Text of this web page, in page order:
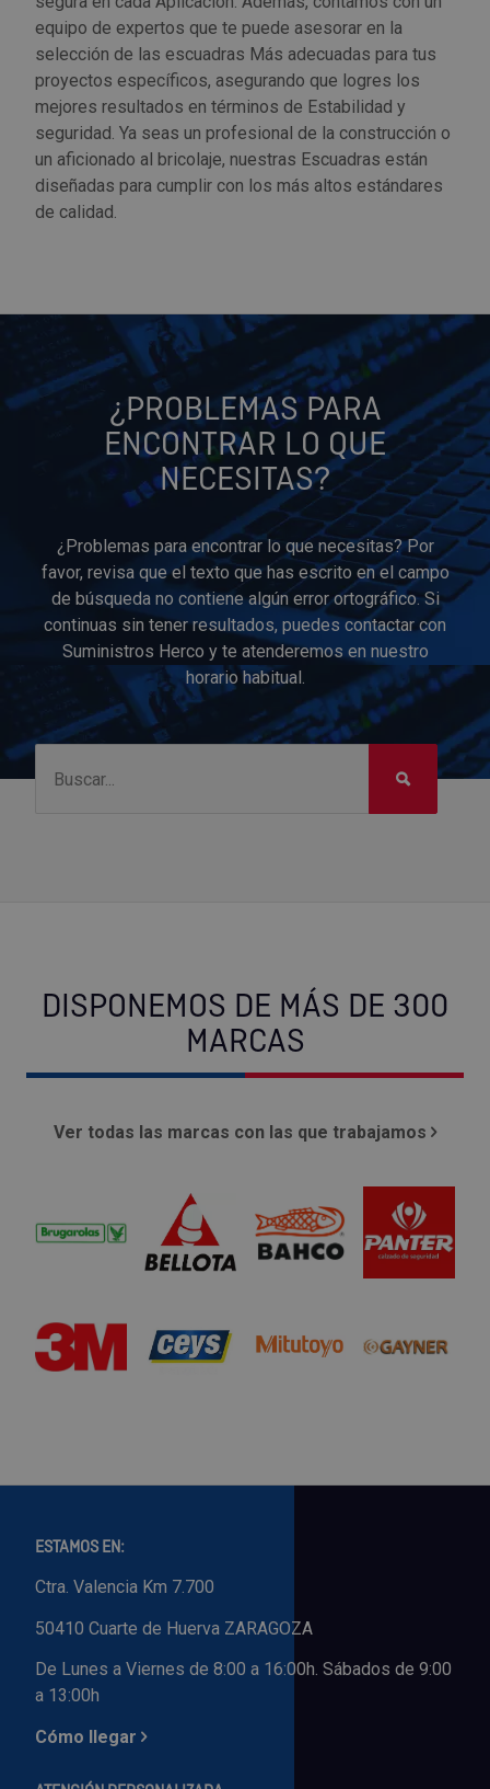
equipo de expertos que te puede asesorar en la
selección de las escuadras Más adecuadas para tus
proyectos específicos, asegurando que logres los
mejores resultados en términos de Estabilidad y
seguridad. Ya seas un profesional de la construcción o
un aficionado al bricolaje, nuestras Escuadras están
diseñadas para cumplir con los más altos estándares
de calidad.
¿PROBLEMAS PARA
ENCONTRAR LO QUE
NECESITAS?
¿Problemas para encontrar lo que necesitas? Por
favor, revisa que el texto que has escrito en el campo
de búsqueda no contiene algún error ortográfico. Si
continuas sin tener resultados, puedes contactar con
Suministros Herco y te atenderemos en nuestro
horario habitual.
DISPONEMOS DE MÁS DE 300
MARCAS
Ver todas las marcas con las que trabajamos
ESTAMOS EN:
Ctra. Valencia Km 7.700
50410 Cuarte de Huerva ZARAGOZA
De Lunes a Viernes de 8:00 a 16:00h. Sábados de 9:00
a 13:00h
Cómo llegar